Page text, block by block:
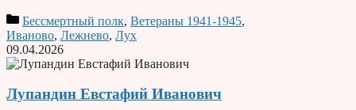
Бессмертный полк, Ветераны 1941-1945,
Иваново, Лежнево, Лух
09.04.2026
Лупандин Евстафий Иванович